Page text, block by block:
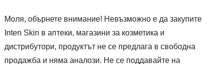
Моля, обърнете внимание! Невъзможно е да закупите
Inten Skin в аптеки, магазини за козметика и
дистрибутори, продуктът не се предлага в свободна
продажба и няма аналози. Не се поддавайте на